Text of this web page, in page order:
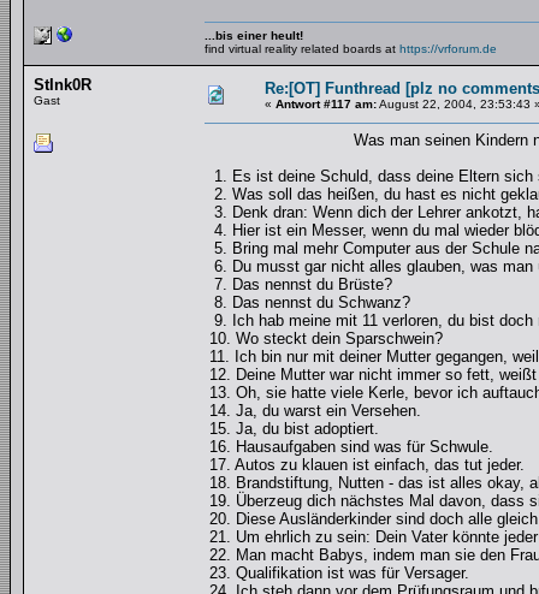
...bis einer heult!
find virtual reality related boards at https://vrforum.de
StInk0R
Gast
Re:[OT] Funthread [plz no
« Antwort #117 am:August 22, 2004, 23:53:43
Was man seinen Kindern nicht
1. Es ist deine Schuld, dass deine Eltern sich
2. Was soll das heißen, du hast es nicht
3. Denk dran: Wenn dich der Lehrer ankotzt,
4. Hier ist ein Messer, wenn du mal wieder
5. Bring mal mehr Computer aus der Schule
6. Du musst gar nicht alles glauben, was man
7. Das nennst du Brüste?
8. Das nennst du Schwanz?
9. Ich hab meine mit 11 verloren, du bist doch
10. Wo steckt dein Sparschwein?
11. Ich bin nur mit deiner Mutter gegangen,
12. Deine Mutter war nicht immer so fett,
13. Oh, sie hatte viele Kerle, bevor ich
14. Ja, du warst ein Versehen.
15. Ja, du bist adoptiert.
16. Hausaufgaben sind was für Schwule.
17. Autos zu klauen ist einfach, das tut jeder.
18. Brandstiftung, Nutten - das ist alles okay,
19. Überzeug dich nächstes Mal davon, dass
20. Diese Ausländerkinder sind doch alle
21. Um ehrlich zu sein: Dein Vater könnte
22. Man macht Babys, indem man sie den
23. Qualifikation ist was für Versager.